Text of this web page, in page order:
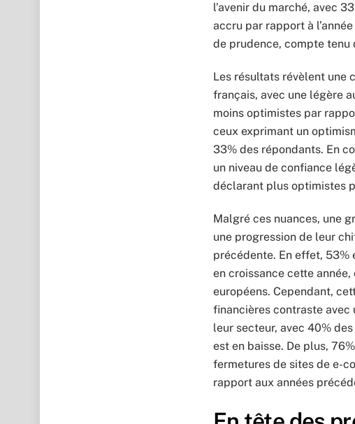
l’avenir du marché, avec
accru par rapport à
de prudence, compte tenu
Les résultats révèlent une
français, avec une légère
moins optimistes par
ceux exprimant un
33% des répondants. En
un niveau de confiance
déclarant plus optimistes
Malgré ces nuances, une
une progression de leur
précédente. En effet, 53%
en croissance cette
européens. Cependant,
financières contraste avec
leur secteur, avec 40%
est en baisse. De plus,
fermetures de sites de e-
rapport aux années